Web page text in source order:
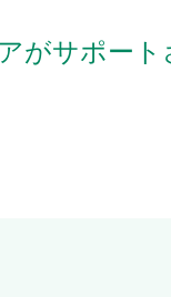
がサポート